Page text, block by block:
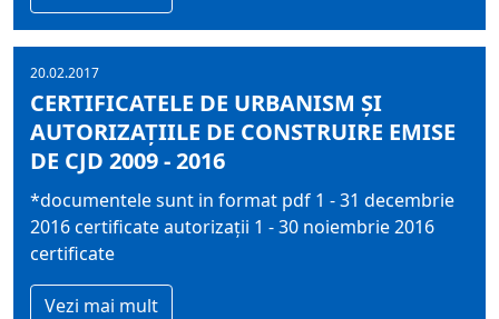
20.02.2017
CERTIFICATELE DE URBANISM ŞI
AUTORIZAŢIILE DE CONSTRUIRE EMISE
DE CJD 2009 - 2016
*documentele sunt in format pdf 1 - 31 decembrie
2016 certificate autorizaţii 1 - 30 noiembrie 2016
certificate
Vezi mai mult